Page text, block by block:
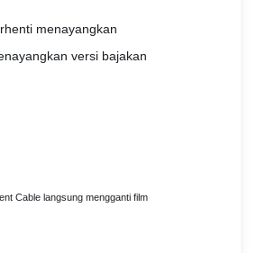
menayangkan
versi bajakan
Cable langsung mengganti film